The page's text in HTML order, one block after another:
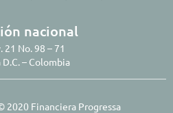
nacional
21 No. 98 – 71
– Colombia
2020 Financiera Progressa